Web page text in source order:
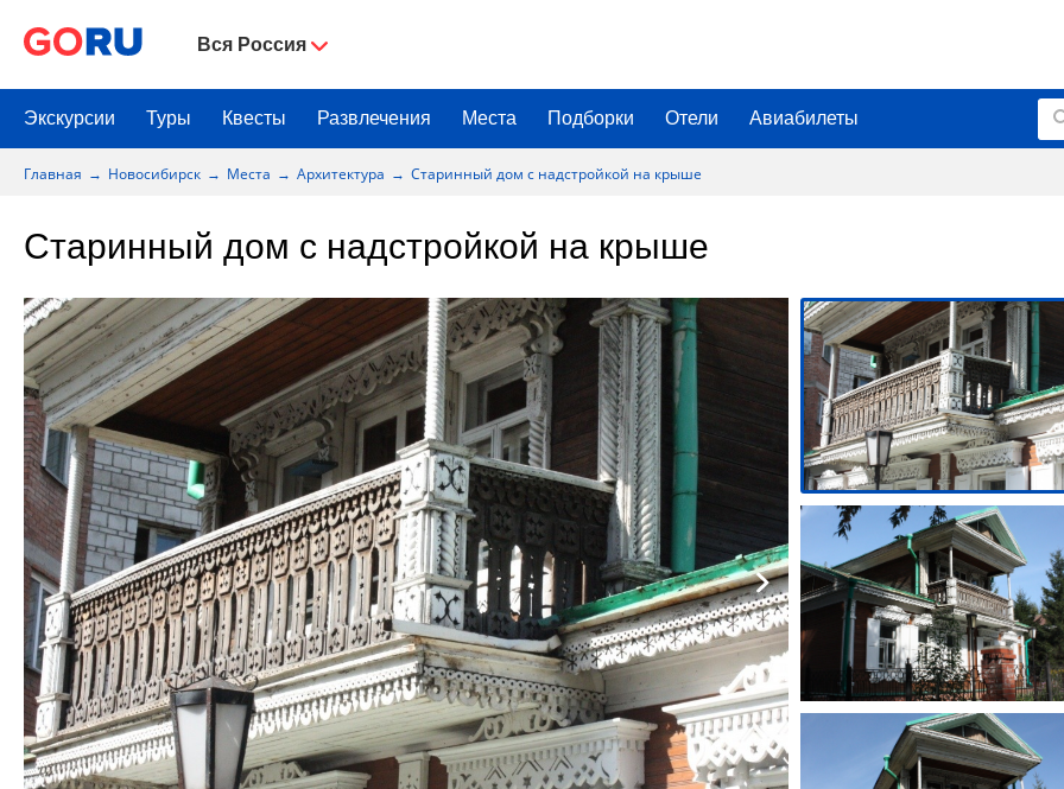
Вся Россия
Экскурсии Туры Квесты Развлечения Места Подборки Отели Авиабилеты
Главная Новосибирск Места Архитектура Старинный дом с надстройкой на крыше
Старинный дом с надстройкой на крыше